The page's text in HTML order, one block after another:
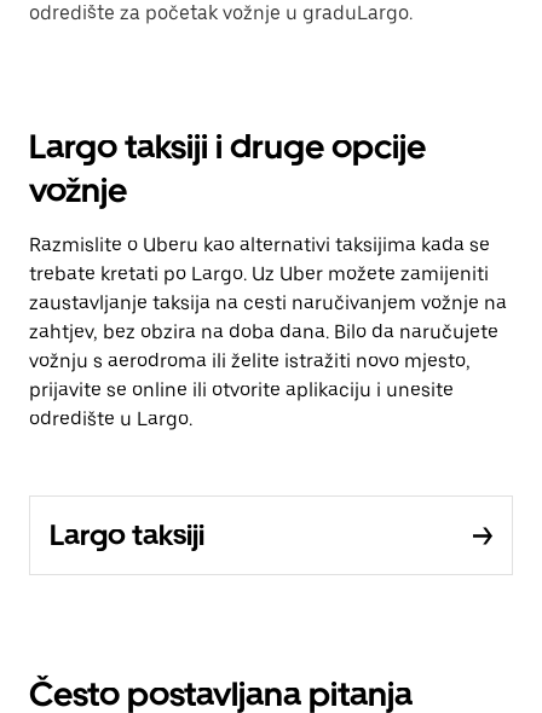
odredište za početak vožnje u graduLargo.
Largo taksiji i druge opcije
vožnje
Razmislite o Uberu kao alternativi taksijima kada se
trebate kretati po Largo. Uz Uber možete zamijeniti
zaustavljanje taksija na cesti naručivanjem vožnje na
zahtjev, bez obzira na doba dana. Bilo da naručujete
vožnju s aerodroma ili želite istražiti novo mjesto,
prijavite se online ili otvorite aplikaciju i unesite
odredište u Largo.
Largo taksiji
Često postavljana pitanja